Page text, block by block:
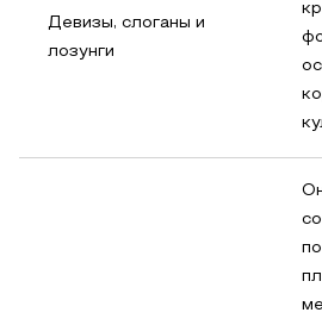
Девизы, слоганы и
лозунги